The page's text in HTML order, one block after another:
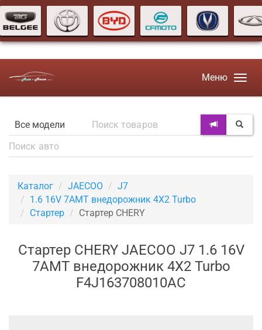
Меню
Каталог JAECOO
J7
1.6 16V 7AMT внедорожник 4X2 Turbo
Стартер
Стартер CHERY
Стартер CHERY JAECOO J7 1.6 16V
7AMT внедорожник 4X2 Turbo
F4J163708010AC